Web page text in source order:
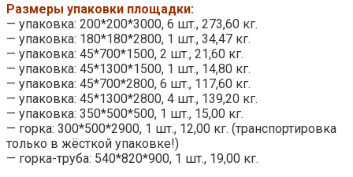
Размеры упаковки площадки:
— упаковка: 200*200*3000, 6 шт., 273,60 кг.
— упаковка: 180*180*2800, 1 шт., 34,47 кг.
— упаковка: 45*700*1500, 2 шт., 21,60 кг.
— упаковка: 45*1300*1500, 1 шт., 14,80 кг.
— упаковка: 45*700*2800, 6 шт., 117,60 кг.
— упаковка: 45*1300*2800, 4 шт., 139,20 кг.
— упаковка: 350*500*500, 1 шт., 15,00 кг.
— горка: 300*500*2900, 1 шт., 12,00 кг. (транспортировка
только в жёсткой упаковке!)
— горка-труба: 540*820*900, 1 шт., 19,00 кг.